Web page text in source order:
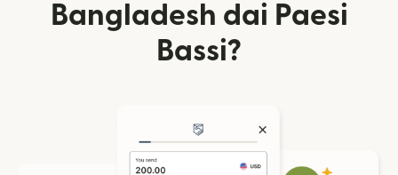
Bangladesh dai Paesi
Bassi?